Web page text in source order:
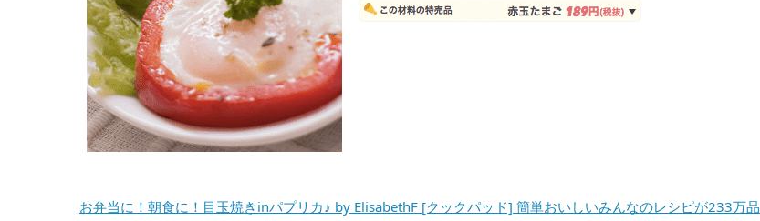
お弁当に！朝食に！目玉焼きinパプリカ♪ by ElisabethF [クックパッド] 簡単おいしいみんなのレシピが233万品